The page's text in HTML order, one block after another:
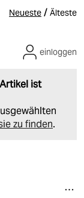
Neueste / Älteste
ist
zu finden.
einloggen